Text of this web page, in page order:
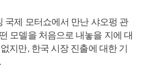
국제 모터쇼에서 만난 샤오펑 관
모델을 처음으로 내놓을 지에 대
지만, 한국 시장 진출에 대한 기